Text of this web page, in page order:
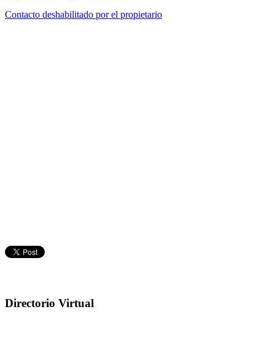
Contacto deshabilitado por el propietario
Directorio Virtual